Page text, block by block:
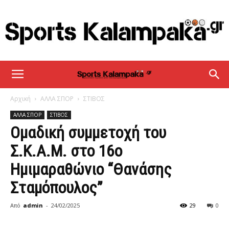
sportskalampaka
Αρχική ΑΛΛΑ ΣΠΟΡ ΣΤΙΒΟΣ
ΑΛΛΑ ΣΠΟΡ ΣΤΙΒΟΣ
Ομαδική συμμετοχή του
Σ.Κ.Α.Μ. στο 16ο
Ημιμαραθώνιο “Θανάσης
Σταμόπουλος”
Από admin - 24/02/2025 0
29